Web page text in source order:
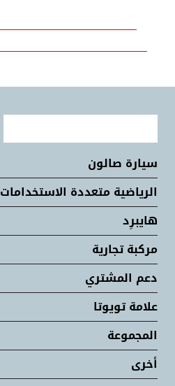
سيارة صالون
الرياضية متعددة الاستخدامات
هايبرِد
مركبة تجارية
دعم المشتري
علامة تويوتا
المجموعة
أخرى